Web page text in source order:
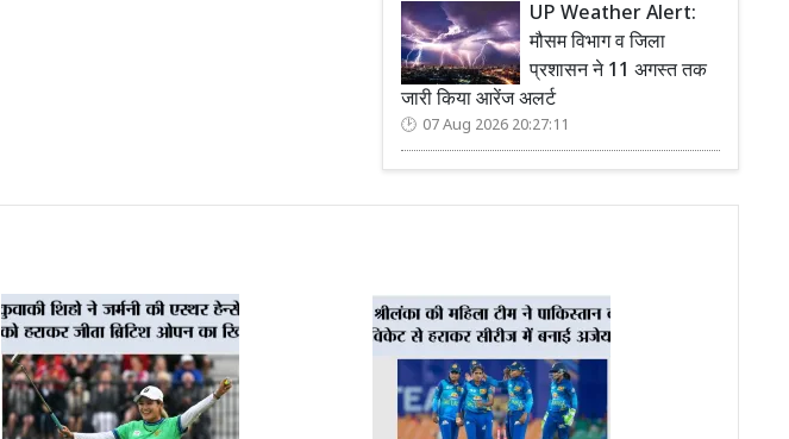
UP Weather Alert:
मौसम विभाग व जिला
प्रशासन ने 11 अगस्त तक
जारी किया आरेंज अलर्ट
07 Aug 2026 20:27:11